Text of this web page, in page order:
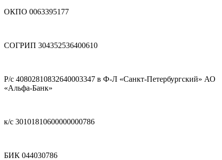
ОКПО 0063395177
СОГРИП 304352536400610
Р/с 40802810832640003347 в Ф-Л «Санкт-Петербургский» АО
«Альфа-Банк»
к/с 30101810600000000786
БИК 044030786